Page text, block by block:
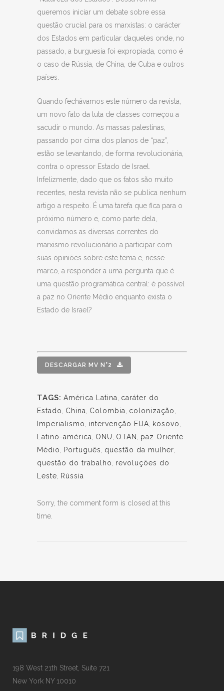
queremos iniciar um debate sobre essa
questão crucial para os marxistas: o carácter
dos Estados em particular daqueles onde, no
passado, a burguesia foi expropiada, como é
o caso de Rússia, de China, de Cuba e outros
países.
Quando fechávamos este número da revista,
um novo fato da luta de classes começou a
sacudir o mundo. As massas palestinas,
passando por cima dos planos de “paz”,
estão se levantando, de forma revolucionária,
contra o opressor Estado de Israel.
Infelizmente, dado que os fatos são muito
recentes, nesta revista não se publica nenhum
artigo a respeito. É uma tarefa que fica para o
próximo número e, como parte dela,
convidamos as diversas correntes do
marxismo revolucionário a participar com
suas opiniões sobre este tema e, nesse
marco, a responder a uma pergunta que é
uma questão programática central: é possível
a paz no Oriente Médio enquanto exista o
Estado de Israel?
DESCARGAR MV N°2
TAGS: América Latina
caráter do
Estado
China Colombia colonização
Imperialismo
intervenção EUA kosovo
Latino-américa
ONU OTAN
paz Oriente
Médio
Português questão da mulher
questão do trabalho
revoluções do
Leste
Rússia
Sorry, the comment form is closed at this
time.
198 West 21th Street, Suite 721
New York NY 10010